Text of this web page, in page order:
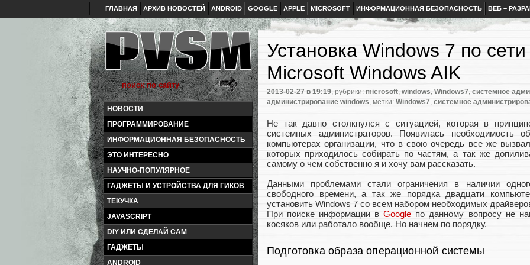
ГЛАВНАЯ АРХИВ НОВОСТЕЙ ANDROID GOOGLE APPLE MICROSOFT ИНФОРМАЦИОННАЯ БЕЗОПАСНОСТЬ ВЕБ –
НОВОСТИ
ПРОГРАММИРОВАНИЕ
ИНФОРМАЦИОННАЯ БЕЗОПАСНОСТЬ
ЭТО ИНТЕРЕСНО
НАУЧНО-ПОПУЛЯРНОЕ
ГАДЖЕТЫ И УСТРОЙСТВА ДЛЯ ГИКОВ
ТЕКУЧКА
JAVASCRIPT
DIY ИЛИ СДЕЛАЙ САМ
ГАДЖЕТЫ
ANDROID
Установка Windows 7 по
Microsoft Windows AIK
2013-02-27 в 19:19, рубрики: microsoft, windows, Windows7, системное
администрирование windows, метки: Windows7, системное
Не так давно столкнулся с ситуацией, которая в
системных администраторов. Появилась необходимость
компьютерах организации, что в свою очередь все же
которых приходилось собирать по частям, а так же
самому о чем собственно я и хочу вам рассказать.
Данными проблемами стали ограничения в наличии
свободного времени, а так же порядка двадцати
установить Windows 7 со всем набором необходимых
При поиске информации вGoogle по данному вопросу не
косяков или работало вообще. Но начнем по порядку.
Подготовка образа операционной системы